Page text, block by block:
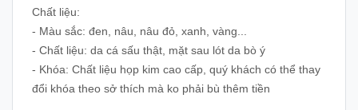
Chất liệu:
- Màu sắc: đen, nâu, nâu đỏ, xanh, vàng...
- Chất liệu: da cá sấu thật, mặt sau lót da bò ý
- Khóa: Chất liệu họp kim cao cấp, quý khách có thể thay
đổi khóa theo sở thích mà ko phải bù thêm tiền